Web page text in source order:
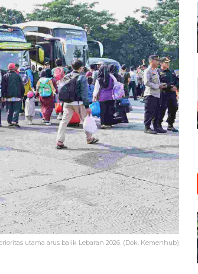
utama arus balik Lebaran 2026. (Dok. Kemenhub)